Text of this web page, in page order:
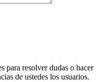
para resolver dudas o hacer
de ustedes los usuarios.